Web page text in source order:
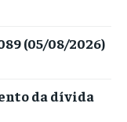
(05/08/2026)
da dívida